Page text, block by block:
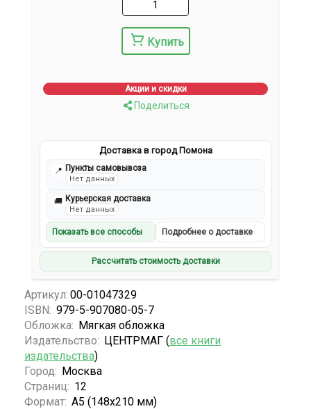
Купить
Акции и скидки
Поделиться
Доставка в город Помона
📍 Пункты самовывоза
Нет данных
🚚 Курьерская доставка
Нет данных
Показать все способы Подробнее о доставке
Рассчитать стоимость доставки
Артикул: 00-01047329
ISBN: 979-5-907080-05-7
Обложка: Мягкая обложка
Издательство: ЦЕНТРМАГ (все книги
издательства)
Город: Москва
Страниц: 12
Формат: А5 (148x210 мм)